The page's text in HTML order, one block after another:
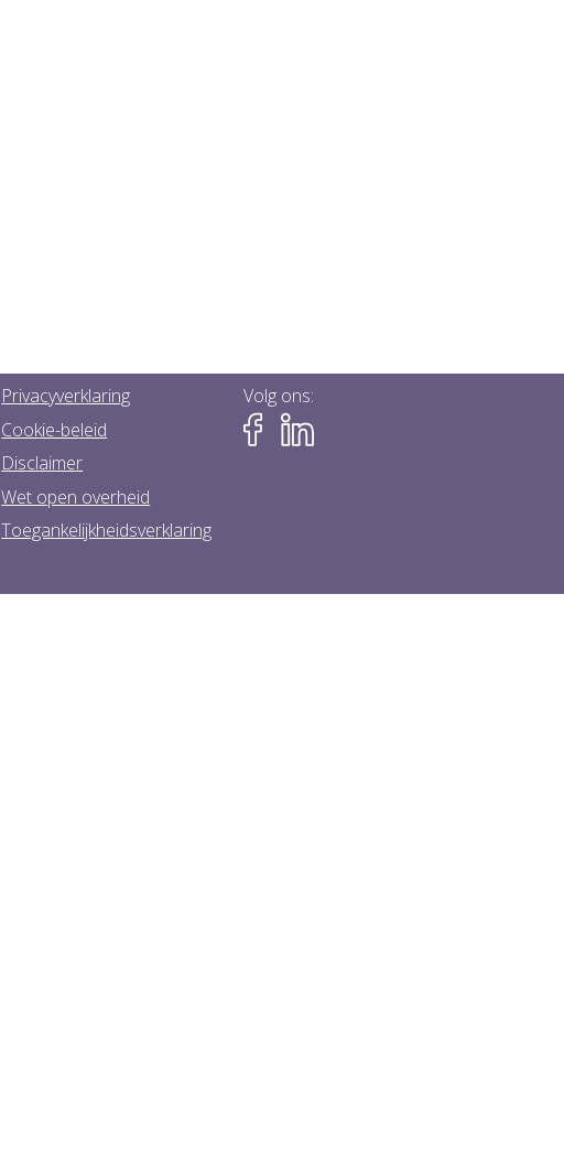
Privacyverklaring
Cookie-beleid
Disclaimer
Wet open overheid
Toegankelijkheidsverklaring
Volg ons: